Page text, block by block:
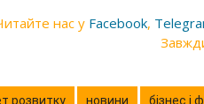
нас у Facebook,
розвитку новини бізнес і